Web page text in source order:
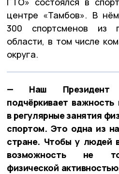
центре «Тамбов». В
300 спортсменов из
области, в том числе
округа.
— Наш Президент
подчёркивает
в регулярные занятия
спортом. Это одна из
стране. Чтобы у людей
возможность не
физической